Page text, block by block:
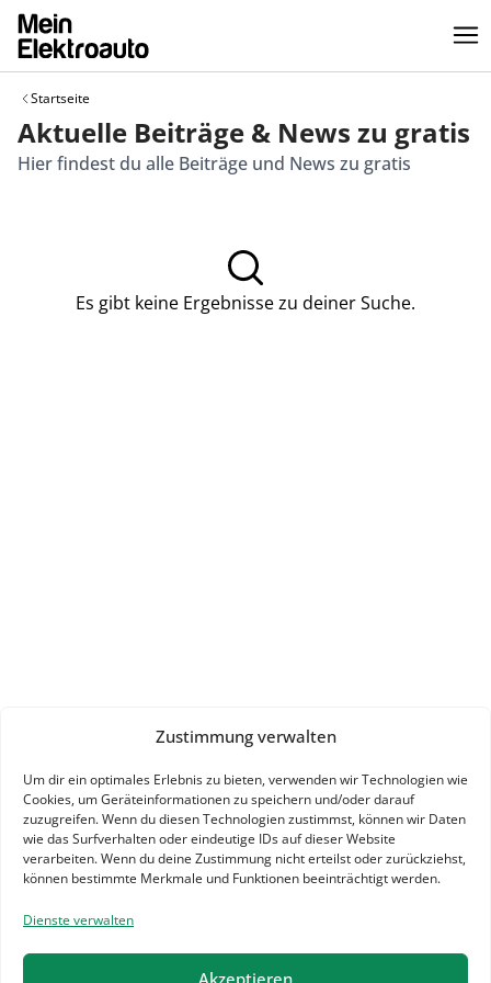
Zustimmung verwalten
Um dir ein optimales Erlebnis zu bieten, verwenden wir Technologien wie
Cookies, um Geräteinformationen zu speichern und/oder darauf
zuzugreifen. Wenn du diesen Technologien zustimmst, können wir Daten
wie das Surfverhalten oder eindeutige IDs auf dieser Website
verarbeiten. Wenn du deine Zustimmung nicht erteilst oder zurückziehst,
können bestimmte Merkmale und Funktionen beeinträchtigt werden.
Dienste verwalten
Akzeptieren
Startseite
Aktuelle Beiträge & News zu gratis
Hier findest du alle Beiträge und News zu gratis
Es gibt keine Ergebnisse zu deiner Suche.